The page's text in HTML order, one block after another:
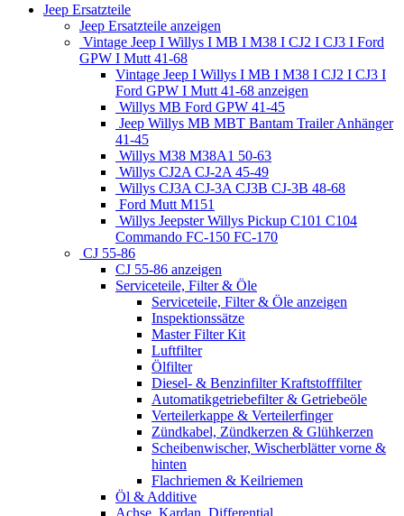
Jeep Ersatzteile
Jeep Ersatzteile anzeigen
Vintage Jeep I Willys I MB I M38 I CJ2 I CJ3 I Ford
GPW I Mutt 41-68
Vintage Jeep I Willys I MB I M38 I CJ2 I CJ3 I
Ford GPW I Mutt 41-68 anzeigen
Willys MB Ford GPW 41-45
Jeep Willys MB MBT Bantam Trailer Anhänger
41-45
Willys M38 M38A1 50-63
Willys CJ2A CJ-2A 45-49
Willys CJ3A CJ-3A CJ3B CJ-3B 48-68
Ford Mutt M151
Willys Jeepster Willys Pickup C101 C104
Commando FC-150 FC-170
CJ 55-86
CJ 55-86 anzeigen
Serviceteile, Filter & Öle
Serviceteile, Filter & Öle anzeigen
Inspektionssätze
Master Filter Kit
Luftfilter
Ölfilter
Diesel- & Benzinfilter Kraftstofffilter
Automatikgetriebefilter & Getriebeöle
Verteilerkappe & Verteilerfinger
Zündkabel, Zündkerzen & Glühkerzen
Scheibenwischer, Wischerblätter vorne &
hinten
Flachriemen & Keilriemen
Öl & Additive
Achse, Kardan, Differential